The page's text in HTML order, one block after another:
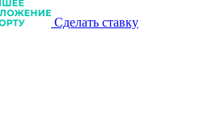
Сделать ставку